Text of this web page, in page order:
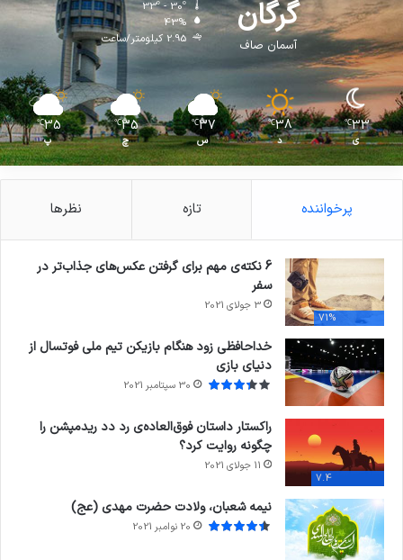
گرگان
آسمان صاف
33º - 30º
43%
2.95 کیلومتر/ساعت
33
℃
ی
38
℃
د
37
℃
س
35
℃
چ
35
℃
پ
پرخواننده تازه نظرها
71%
6 نکته‌ی مهم برای گرفتن عکس‌های جذاب‌تر در
سفر
3 جولای 2021
خداحافظی زود هنگام بازیکن تیم ملی فوتسال از
دنیای بازی
30 سپتامبر 2021
7.4
راکستار داستان فوق‌العاده‌ی رد دد ریدمپشن را
چگونه روایت کرد؟
11 جولای 2021
نیمه شعبان، ولادت حضرت مهدی (عج)
20 نوامبر 2021